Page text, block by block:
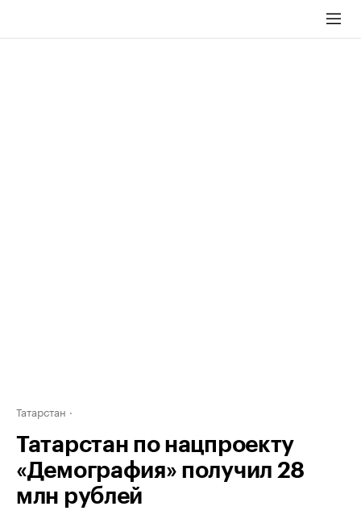
Татарстан
Татарстан по нацпроекту
«Демография» получил 28
млн рублей